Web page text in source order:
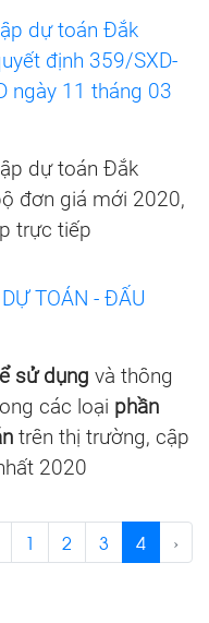
dự toán Đắk
định 359/SXD-
ngày 11 tháng 03
dự toán Đắk
đơn giá mới 2020,
trực tiếp
TOÁN - ĐẤU
sử dụngvà thông
các loại phần
trên thị trường, cập
2020
1 2 3 4 ›